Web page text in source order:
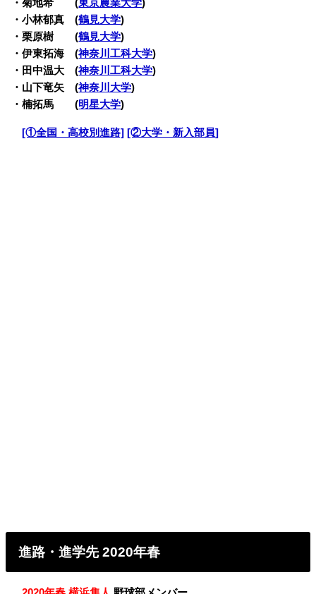
・菊地希 (東京農業大学)
・小林郁真 (鶴見大学)
・栗原樹 (鶴見大学)
・伊東拓海 (神奈川工科大学)
・田中温大 (神奈川工科大学)
・山下竜矢 (神奈川大学)
・楠拓馬 (明星大学)
[①全国・高校別進路] [②大学・新入部員]
進路・進学先 2020年春